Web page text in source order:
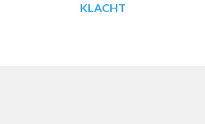
KLACHT